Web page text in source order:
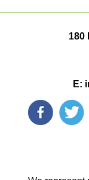
180
E:
Facebook
icon
icon